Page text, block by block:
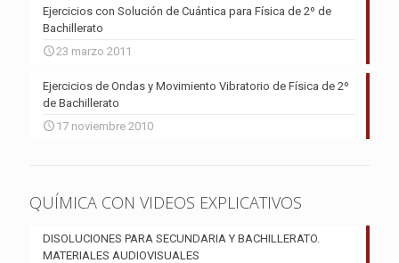
Ejercicios con Solución de Cuántica para Física de 2º de
Bachillerato
23 marzo 2011
Ejercicios de Ondas y Movimiento Vibratorio de Física de 2º
de Bachillerato
17 noviembre 2010
QUÍMICA CON VIDEOS EXPLICATIVOS
DISOLUCIONES PARA SECUNDARIA Y BACHILLERATO.
MATERIALES AUDIOVISUALES